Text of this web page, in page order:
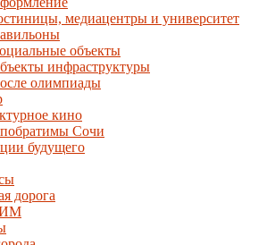
медиацентры и университет
объекты
инфраструктуры
олимпиады
кино
Сочи
будущего
дорога